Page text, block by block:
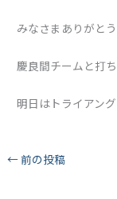
みなさまありがと
慶良間チームと打
明日はトライアング
←前の投稿